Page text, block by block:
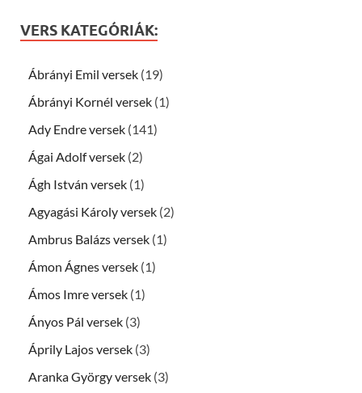
VERS KATEGÓRIÁK:
Ábrányi Emil versek (19)
Ábrányi Kornél versek (1)
Ady Endre versek (141)
Ágai Adolf versek (2)
Ágh István versek (1)
Agyagási Károly versek (2)
Ambrus Balázs versek (1)
Ámon Ágnes versek (1)
Ámos Imre versek (1)
Ányos Pál versek (3)
Áprily Lajos versek (3)
Aranka György versek (3)